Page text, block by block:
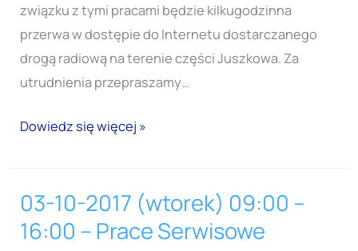
związku z tymi pracami będzie kilkugodzinna
przerwa w dostępie do Internetu dostarczanego
drogą radiową na terenie części Juszkowa. Za
utrudnienia przepraszamy…
16:00
–
Prace
Serwisowe
Dowiedz się więcej »
03-10-2017 (wtorek) 09:00 –
16:00 – Prace Serwisowe
03-
10-